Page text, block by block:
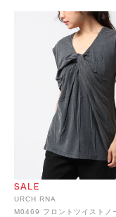
URCH RNA
M0469 フロントツイストノ